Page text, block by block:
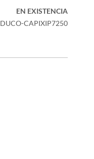
EN EXISTENCIA
DUCO-CAPIXIP7250